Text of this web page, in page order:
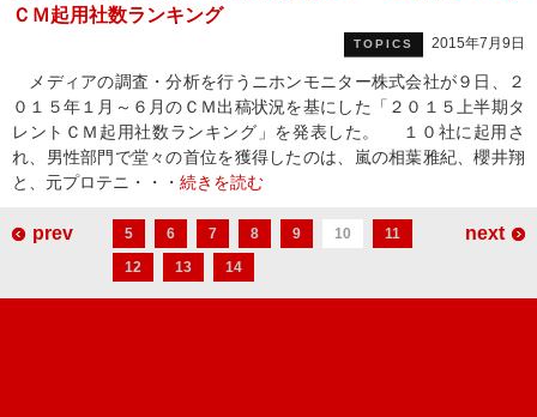
ＣＭ起用社数ランキング
TOPICS 2015年7月9日
メディアの調査・分析を行うニホンモニター株式会社が９日、２
０１５年１月～６月のＣＭ出稿状況を基にした「２０１５上半期タ
レントＣＭ起用社数ランキング」を発表した。 １０社に起用さ
れ、男性部門で堂々の首位を獲得したのは、嵐の相葉雅紀、櫻井翔
と、元プロテニ・・・ 続きを読む
prev 5 6 7 8 9 10
11
12
13 14
next